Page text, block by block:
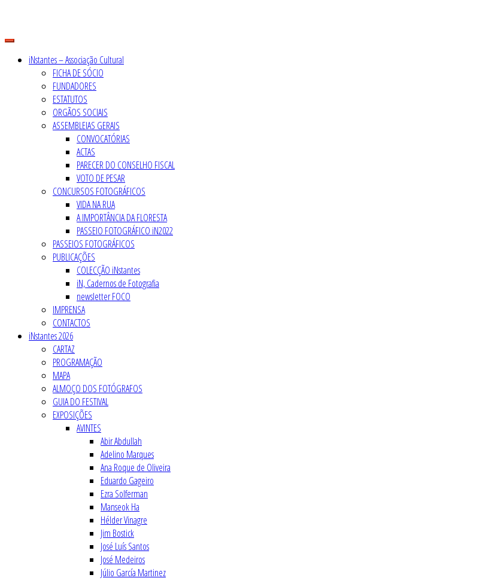
content
iNstantes – Associação Cultural
FICHA DE SÓCIO
FUNDADORES
ESTATUTOS
ORGÃOS SOCIAIS
ASSEMBLEIAS GERAIS
CONVOCATÓRIAS
ACTAS
PARECER DO CONSELHO FISCAL
VOTO DE PESAR
CONCURSOS FOTOGRÁFICOS
VIDA NA RUA
A IMPORTÂNCIA DA FLORESTA
PASSEIO FOTOGRÁFICO iN2022
PASSEIOS FOTOGRÁFICOS
PUBLICAÇÕES
COLECÇÃO iNstantes
iN, Cadernos de Fotografia
newsletter FOCO
IMPRENSA
CONTACTOS
iNstantes 2026
CARTAZ
PROGRAMAÇÃO
MAPA
ALMOÇO DOS FOTÓGRAFOS
GUIA DO FESTIVAL
EXPOSIÇÕES
AVINTES
Abir Abdullah
Adelino Marques
Ana Roque de Oliveira
Eduardo Gageiro
Ezra Solferman
Manseok Ha
Hélder Vinagre
Jim Bostick
José Luís Santos
José Medeiros
Júlio García Martinez